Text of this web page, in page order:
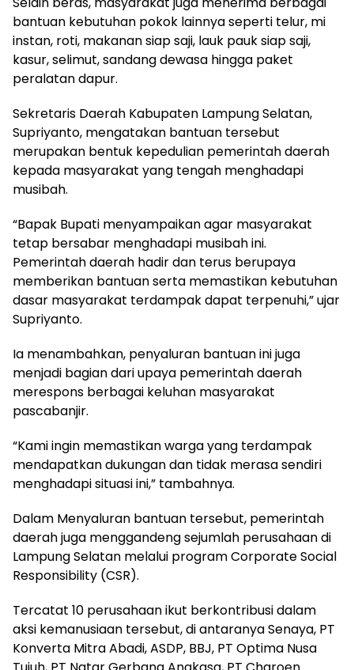
bantuan kebutuhan pokok lainnya seperti telur, mi
instan, roti, makanan siap saji, lauk pauk siap saji,
kasur, selimut, sandang dewasa hingga paket
peralatan dapur.
Sekretaris Daerah Kabupaten Lampung Selatan,
Supriyanto, mengatakan bantuan tersebut
merupakan bentuk kepedulian pemerintah daerah
kepada masyarakat yang tengah menghadapi
musibah.
“Bapak Bupati menyampaikan agar masyarakat
tetap bersabar menghadapi musibah ini.
Pemerintah daerah hadir dan terus berupaya
memberikan bantuan serta memastikan kebutuhan
dasar masyarakat terdampak dapat terpenuhi,” ujar
Supriyanto.
Ia menambahkan, penyaluran bantuan ini juga
menjadi bagian dari upaya pemerintah daerah
merespons berbagai keluhan masyarakat
pascabanjir.
“Kami ingin memastikan warga yang terdampak
mendapatkan dukungan dan tidak merasa sendiri
menghadapi situasi ini,” tambahnya.
Dalam Menyaluran bantuan tersebut, pemerintah
daerah juga menggandeng sejumlah perusahaan di
Lampung Selatan melalui program Corporate Social
Responsibility (CSR).
Tercatat 10 perusahaan ikut berkontribusi dalam
aksi kemanusiaan tersebut, di antaranya Senaya, PT
Konverta Mitra Abadi, ASDP, BBJ, PT Optima Nusa